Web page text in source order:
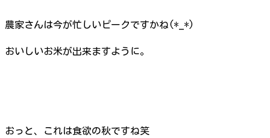
農家さんは今が忙しいピークですかね(*_*)
おいしいお米が出来ますように。
おっと、これは食欲の秋ですね笑